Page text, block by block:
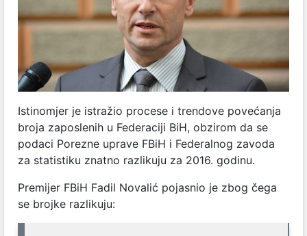
Istinomjer je istražio procese i trendove povećanja
broja zaposlenih u Federaciji BiH, obzirom da se
podaci Porezne uprave FBiH i Federalnog zavoda
za statistiku znatno razlikuju za 2016. godinu.
Premijer FBiH Fadil Novalić pojasnio je zbog čega
se brojke razlikuju: